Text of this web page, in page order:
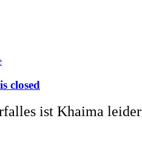
ist Khaima